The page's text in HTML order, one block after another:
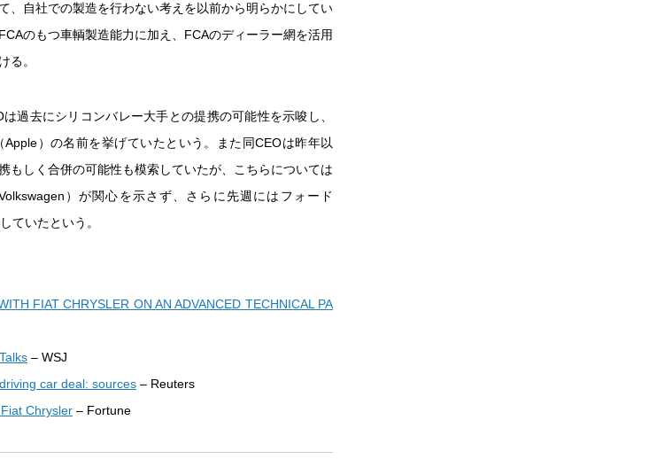
、自社での製造を行わない考えを以前から明らかにしてい
のもつ車輌製造能力に加え、FCAのディーラー網を活用
る。
過去にシリコンバレー大手との提携の可能性を示唆し、
）の名前を挙げていたという。また同CEOは昨年以
もしく合併の可能性も模索していたが、こちらについては
）が関心を示さず、さらに先週にはフォード
ていたという。
FIAT CHRYSLER ON AN ADVANCED TECHNICAL PA
– WSJ
car deal: sources – Reuters
Chrysler – Fortune